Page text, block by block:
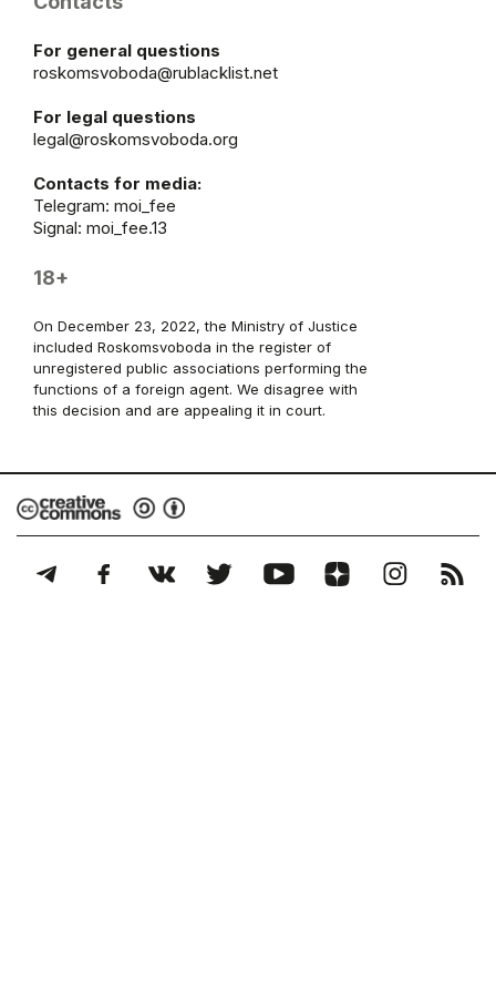
For general questions
roskomsvoboda@rublacklist.net
For legal questions
legal@roskomsvoboda.org
Contacts for media:
Telegram: moi_fee
Signal: moi_fee.13
18+
On December 23, 2022, the Ministry of Justice
included Roskomsvoboda in the register of
unregistered public associations performing the
functions of a foreign agent. We disagree with
this decision and are appealing it in court.